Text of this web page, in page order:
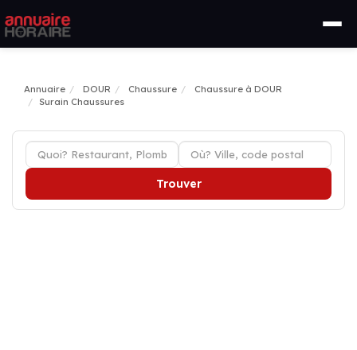
Annuaire DOUR Chaussure
Chaussure à DOUR
Surain Chaussures
Trouver